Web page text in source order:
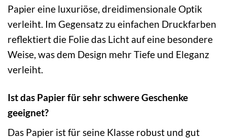
Papier eine luxuriöse, dreidimensionale Optik
verleiht. Im Gegensatz zu einfachen Druckfarben
reflektiert die Folie das Licht auf eine besondere
Weise, was dem Design mehr Tiefe und Eleganz
verleiht.
Ist das Papier für sehr schwere Geschenke
geeignet?
Das Papier ist für seine Klasse robust und gut